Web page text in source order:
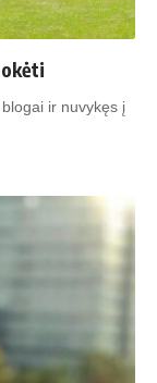
ir nuvykęs į